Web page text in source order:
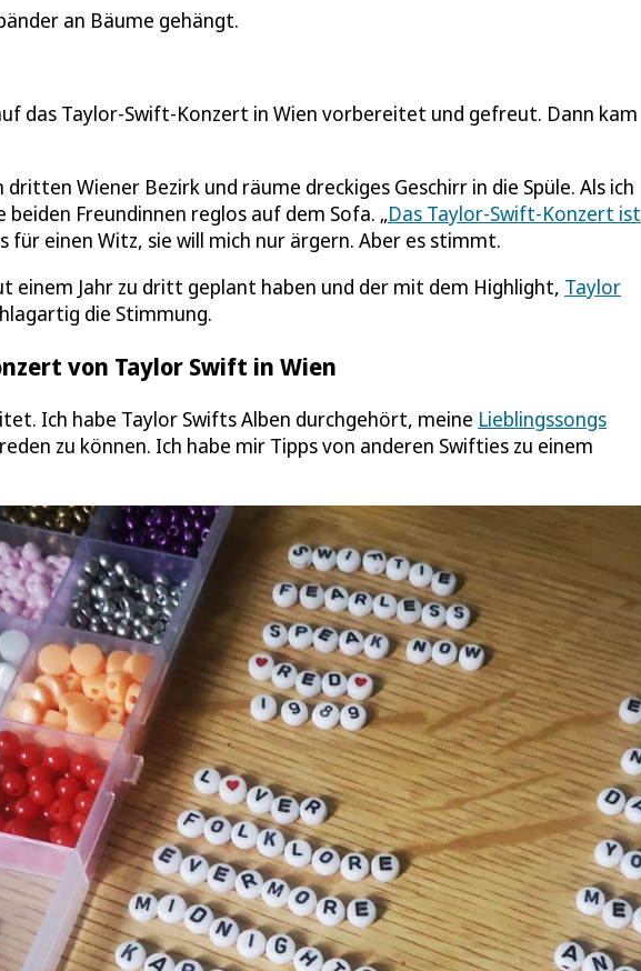
an Bäume gehängt.
das Taylor-Swift-Konzert in Wien vorbereitet und gefreut. Dann kam
Wiener Bezirk und räume dreckiges Geschirr in die Spüle. Als ich
Freundinnen reglos auf dem Sofa. „Das Taylor-Swift-Konzert ist
für einen Witz, sie will mich nur ärgern. Aber es stimmt.
einem Jahr zu dritt geplant haben und der mit dem Highlight, Taylor
die Stimmung.
von Taylor Swift in Wien
Ich habe Taylor Swifts Alben durchgehört, meine Lieblingssongs
zu können. Ich habe mir Tipps von anderen Swifties zu einem